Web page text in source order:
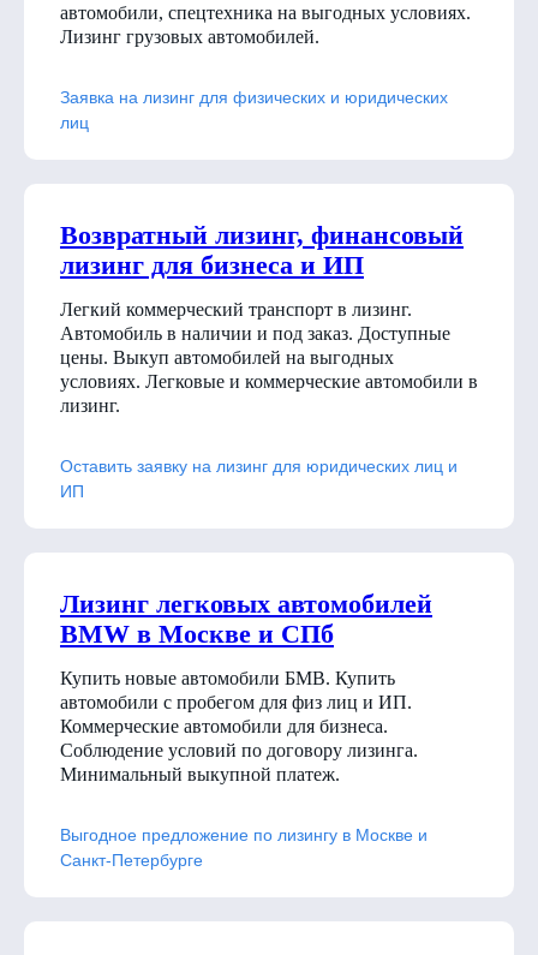
автомобили, спецтехника на выгодных условиях.
Лизинг грузовых автомобилей.
Заявка на лизинг для физических и юридических
лиц
Возвратный лизинг, финансовый
лизинг для бизнеса и ИП
Легкий коммерческий транспорт в лизинг.
Автомобиль в наличии и под заказ. Доступные
цены. Выкуп автомобилей на выгодных
условиях. Легковые и коммерческие автомобили в
лизинг.
Оставить заявку на лизинг для юридических лиц и
ИП
Лизинг легковых автомобилей
BMW в Москве и СПб
Купить новые автомобили БМВ. Купить
автомобили с пробегом для физ лиц и ИП.
Коммерческие автомобили для бизнеса.
Соблюдение условий по договору лизинга.
Минимальный выкупной платеж.
Выгодное предложение по лизингу в Москве и
Санкт-Петербурге